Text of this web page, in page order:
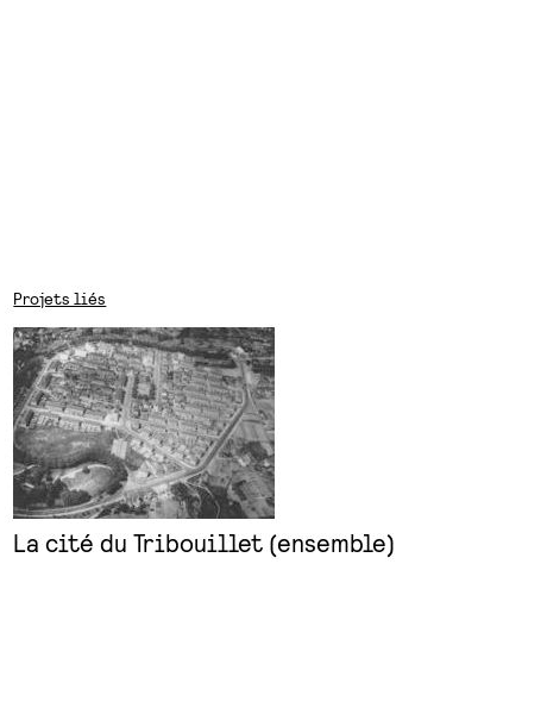
Projets liés
La cité du Tribouillet (ensemble)